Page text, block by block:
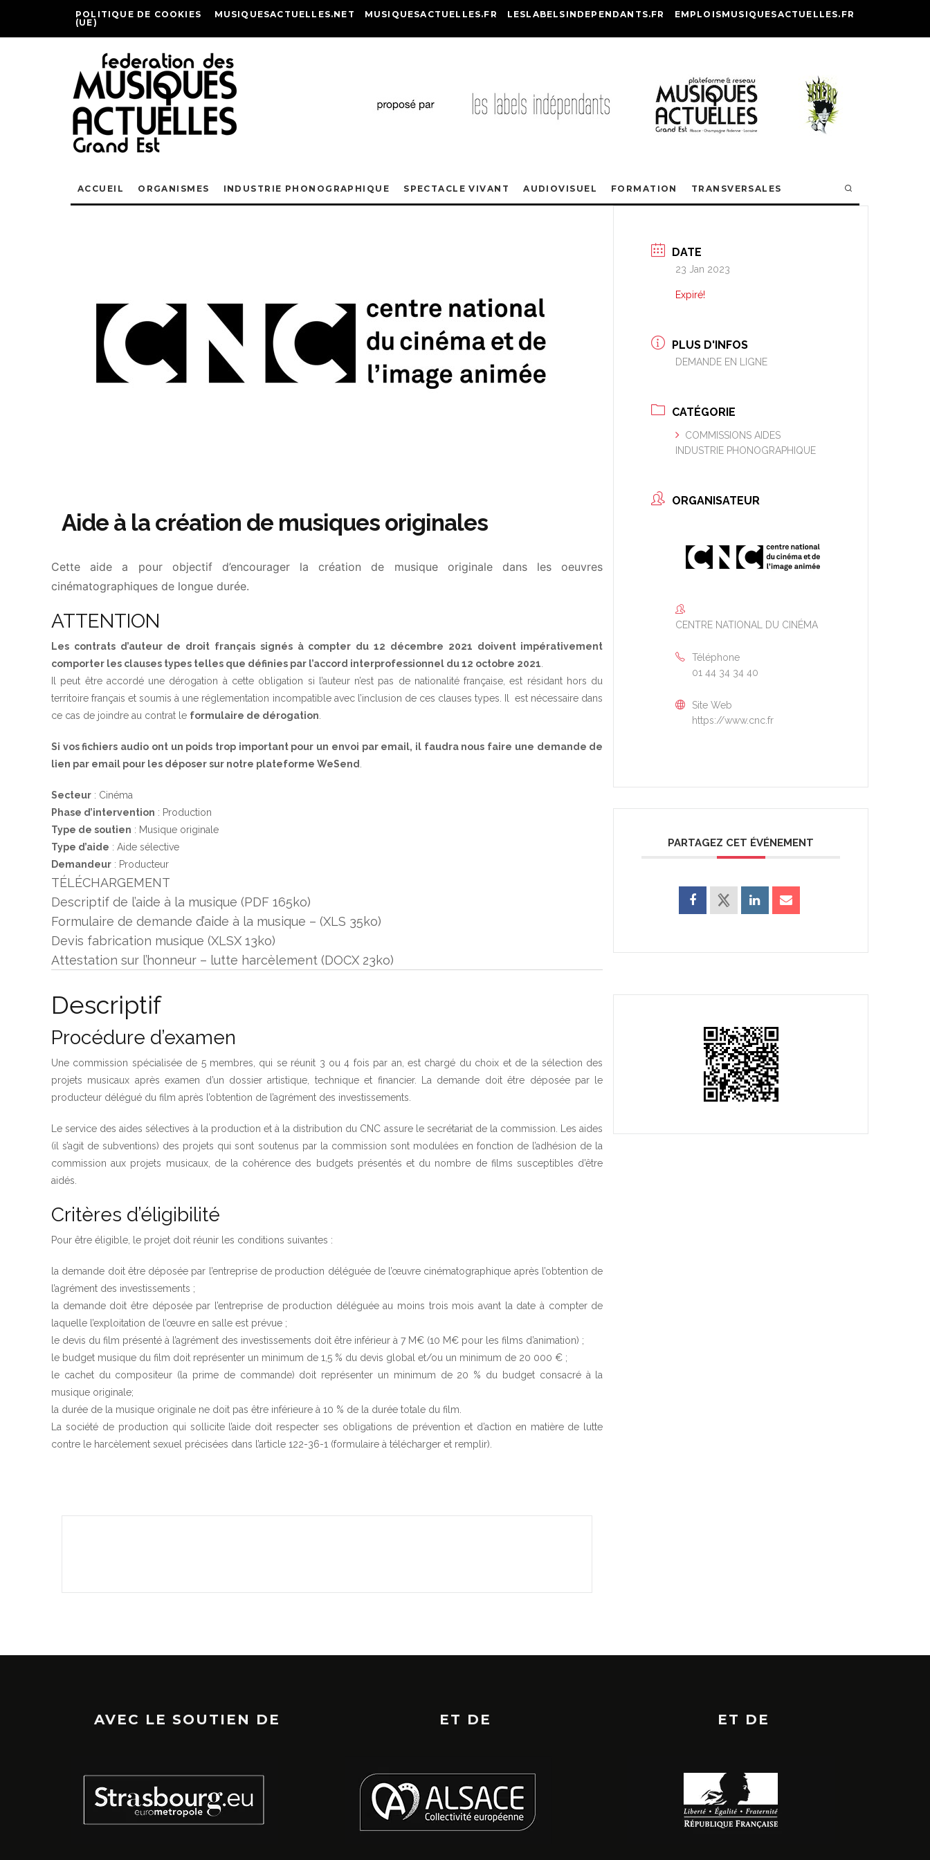
POLITIQUE DE COOKIES
(UE)
MUSIQUESACTUELLES.NET MUSIQUESACTUELLES.FR LESLABELSINDEPENDANTS.FR EMPLOISMUSIQUESACTUELLES.FR
ACCUEIL ORGANISMES INDUSTRIE PHONOGRAPHIQUE SPECTACLE VIVANT AUDIOVISUEL FORMATION TRANSVERSALES
Aide à la création de musiques originales
Cette aide a pour objectif d’encourager la création de musique originale dans les oeuvres
cinématographiques de longue durée.
ATTENTION
Les contrats d’auteur de droit français signés à compter du 12 décembre 2021 doivent impérativement
comporter les clauses types telles que définies par l’accord interprofessionnel du 12 octobre 2021
Il peut être accordé une dérogation à cette obligation si l’auteur n’est pas de nationalité française, est résidant hors du
territoire français et soumis à une réglementation incompatible avec l’inclusion de ces clauses types. Il est nécessaire dans
ce cas de joindre au contrat le formulaire de dérogation
Si vos fichiers audio ont un poids trop important pour un envoi par email, il faudra nous faire une demande de
lien par email pour les déposer sur notre plateforme WeSend
Secteur : Cinéma
Phase d’intervention : Production
Type de soutien : Musique originale
Type d’aide : Aide sélective
Demandeur : Producteur
TÉLÉCHARGEMENT
Descriptif de l’aide à la musique (PDF 165ko)
Formulaire de demande d’aide à la musique – (XLS 35ko)
Devis fabrication musique (XLSX 13ko)
Attestation sur l’honneur – lutte harcèlement (DOCX 23ko)
Descriptif
Procédure d’examen
Une commission spécialisée de 5 membres, qui se réunit 3 ou 4 fois par an, est chargé du choix et de la sélection des
projets musicaux après examen d’un dossier artistique, technique et financier. La demande doit être déposée par le
producteur délégué du film après l’obtention de l’agrément des investissements.
Le service des aides sélectives à la production et à la distribution du CNC assure le secrétariat de la commission. Les aides
(il s’agit de subventions) des projets qui sont soutenus par la commission sont modulées en fonction de l’adhésion de la
commission aux projets musicaux, de la cohérence des budgets présentés et du nombre de films susceptibles d’être
aidés.
Critères d’éligibilité
Pour être éligible, le projet doit réunir les conditions suivantes :
la demande doit être déposée par l’entreprise de production déléguée de l’œuvre cinématographique après l’obtention de
l’agrément des investissements ;
la demande doit être déposée par l’entreprise de production déléguée au moins trois mois avant la date à compter de
laquelle l’exploitation de l’œuvre en salle est prévue ;
le devis du film présenté à l’agrément des investissements doit être inférieur à 7 M€ (10 M€ pour les films d’animation) ;
le budget musique du film doit représenter un minimum de 1,5 % du devis global et/ou un minimum de 20 000 € ;
le cachet du compositeur (la prime de commande) doit représenter un minimum de 20 % du budget consacré à la
musique originale;
la durée de la musique originale ne doit pas être inférieure à 10 % de la durée totale du film.
La société de production qui sollicite l’aide doit respecter ses obligations de prévention et d’action en matière de lutte
contre le harcèlement sexuel précisées dans l’article 122-36-1 (formulaire à télécharger et remplir).
DATE
23 Jan 2023
Expiré!
PLUS D'INFOS
DEMANDE EN LIGNE
CATÉGORIE
COMMISSIONS AIDES
INDUSTRIE PHONOGRAPHIQUE
ORGANISATEUR
CENTRE NATIONAL DU CINÉMA
Téléphone
01 44 34 34 40
Site Web
https://www.cnc.fr
PARTAGEZ CET ÉVÉNEMENT
AVEC LE SOUTIEN DE ET DE ET DE